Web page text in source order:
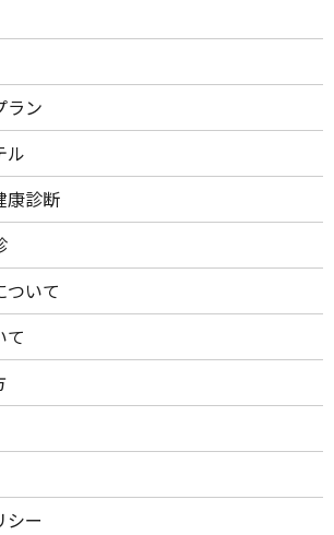
ラン
ル
康診断
ついて
て
シー